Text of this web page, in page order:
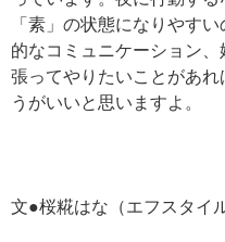
「素」の状態になりやす
的なコミュニケーション
張ってやりたいことがあ
うがいいと思いますよ。
文●桜糀はな（エフスタイル